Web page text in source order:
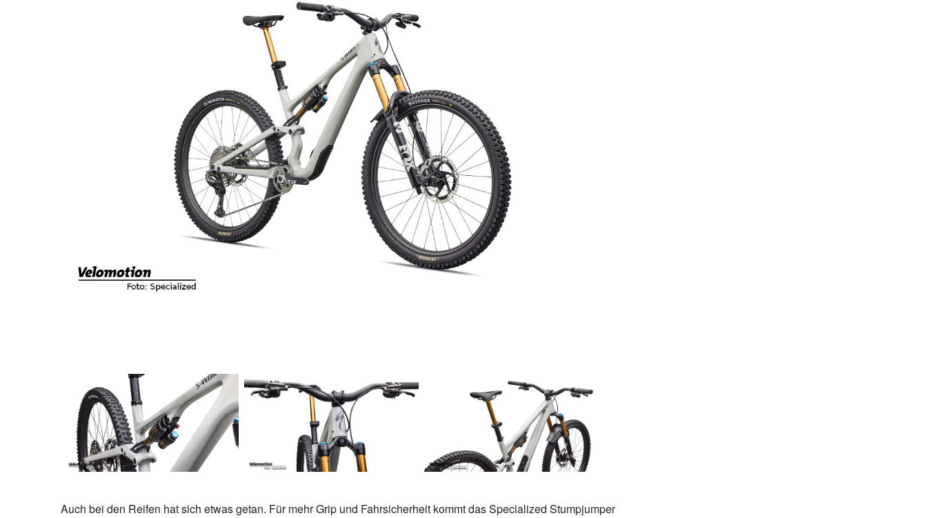
Auch bei den Reifen hat sich etwas getan. Für mehr Grip und Fahrsicherheit kommt das Specialized Stumpjumper